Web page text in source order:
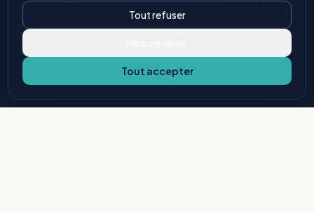
Agricole
ERP
Pharmaceutique
Aéronautique
Tout refuser
Tout accepter